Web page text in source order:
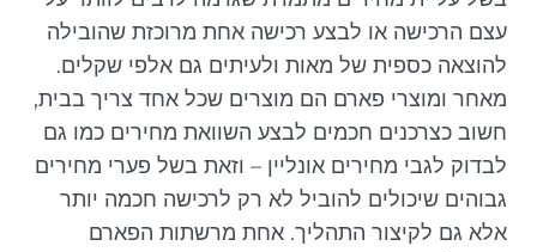
עצם הרכישה או לבצע רכישה אחת מרוכזת שהובילה
להוצאה כספית של מאות ולעיתים גם אלפי שקלים.
מאחר ומוצרי פארם הם מוצרים שכל אחד צריך בבית,
חשוב כצרכנים חכמים לבצע השוואת מחירים כמו גם
לבדוק לגבי מחירים אונליין – וזאת בשל פערי מחירים
גבוהים שיכולים להוביל לא רק לרכישה חכמה יותר
אלא גם לקיצור התהליך. אחת מרשתות הפארם